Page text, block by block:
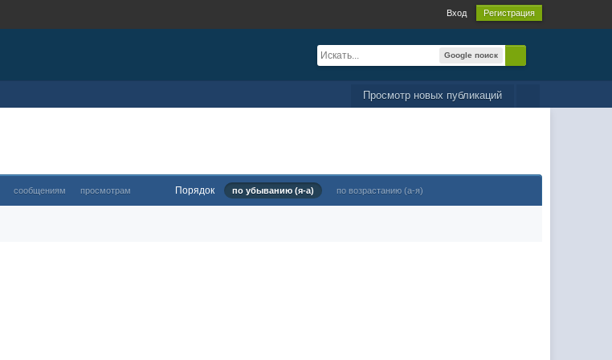
Вход Регистрация
Google поиск
Просмотр новых публикаций
сообщениям просмотрам Порядок по убыванию (я-а) по возрастанию (а-я)